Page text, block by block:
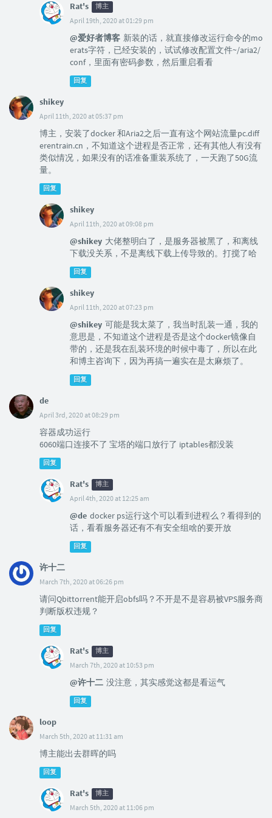
Rat's 博主
April 19th, 2020 at 01:29 pm
@爱好者博客 新装的话，就直接修改运行命令的mo
erats字符，已经安装的，试试修改配置文件~/aria2/
conf，里面有密码参数，然后重启看看
回复
shikey
April 11th, 2020 at 05:37 pm
博主，安装了docker 和Aria2之后一直有这个网站流量pc.diff
erentrain.cn，不知道这个进程是否正常，还有其他人有没有
类似情况，如果没有的话准备重装系统了，一天跑了50G流
量。
回复
shikey
April 11th, 2020 at 09:08 pm
@shikey 大佬整明白了，是服务器被黑了，和离线
下载没关系，不是离线下载上传导致的。打搅了哈
回复
shikey
April 11th, 2020 at 07:23 pm
@shikey 可能是我太菜了，我当时乱装一通，我的
意思是，不知道这个进程是否是这个docker镜像自
带的，还是我在乱装环境的时候中毒了，所以在此
和博主咨询下，因为再搞一遍实在是太麻烦了。
回复
de
April 3rd, 2020 at 08:29 pm
容器成功运行
6060端口连接不了 宝塔的端口放行了 iptables都没装
回复
Rat's 博主
April 4th, 2020 at 12:25 am
@de docker ps运行这个可以看到进程么？看得到的
话，看看服务器还有不有安全组啥的要开放
回复
许十二
March 7th, 2020 at 06:26 pm
请问Qbittorrent能开启obfs吗？不开是不是容易被VPS服务商
判断版权违规？
回复
Rat's 博主
March 7th, 2020 at 10:53 pm
@许十二 没注意，其实感觉这都是看运气
回复
loop
March 5th, 2020 at 11:31 am
博主能出去群晖的吗
回复
Rat's 博主
March 5th, 2020 at 11:06 pm